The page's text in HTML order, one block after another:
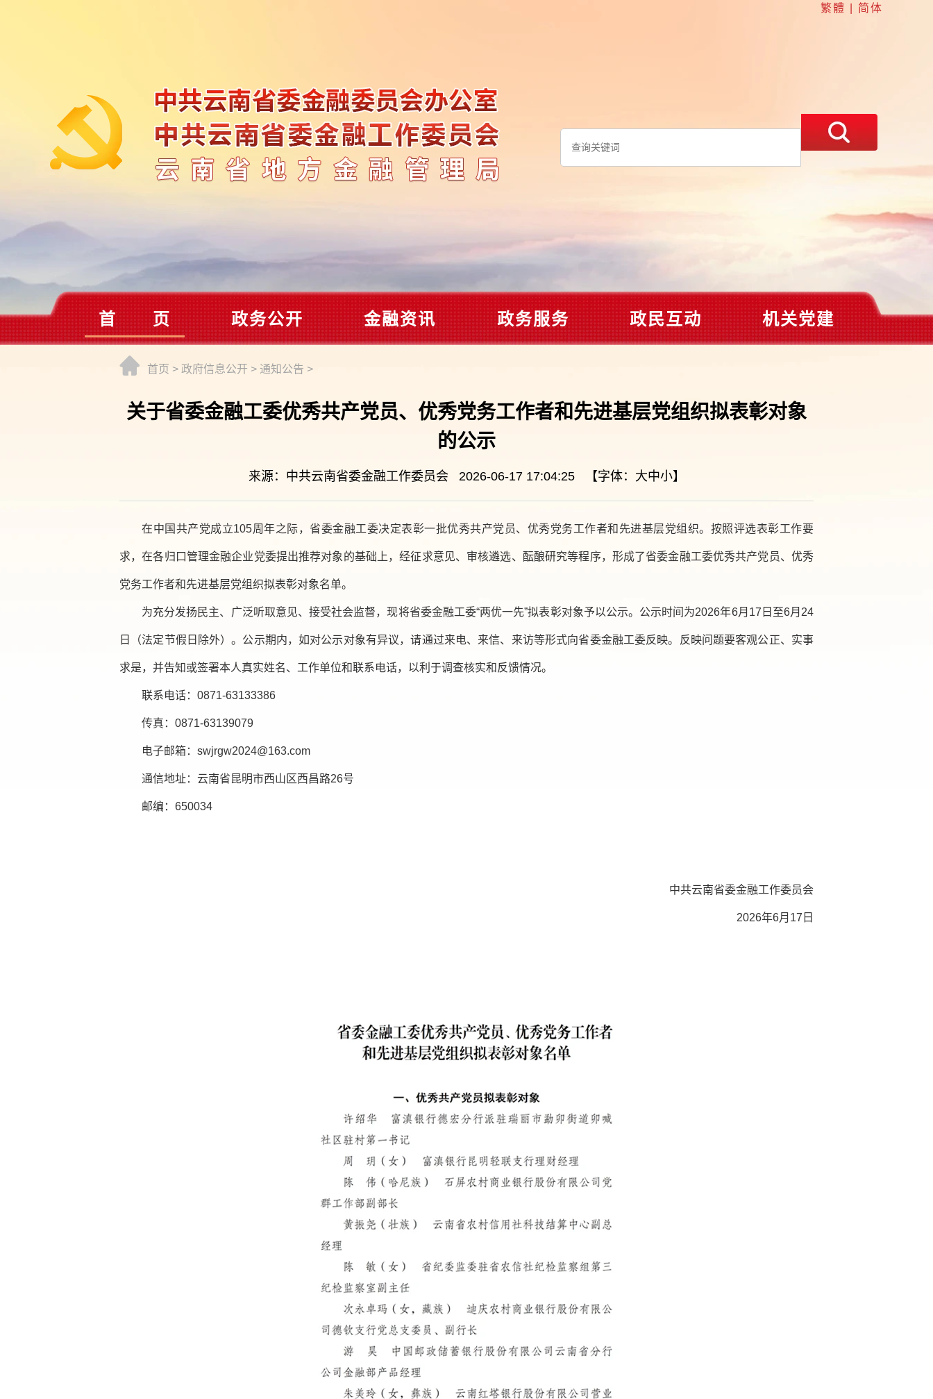
繁體 简体
首 页 政务公开 金融资讯 政务服务 政民互动 机关党建
首页 > 政府信息公开 > 通知公告 >
关于省委金融工委优秀共产党员、优秀党务工作者和先进基层党组织拟表彰对象
的公示
来源：中共云南省委金融工作委员会 2026-06-17 17:04:25 【字体： 大中小】
在中国共产党成立105周年之际，省委金融工委决定表彰一批优秀共产党员、优秀党务工作者和先进基层党组织。按照评选表彰工作要
求，在各归口管理金融企业党委提出推荐对象的基础上，经征求意见、审核遴选、酝酿研究等程序，形成了省委金融工委优秀共产党员、优秀
党务工作者和先进基层党组织拟表彰对象名单。
为充分发扬民主、广泛听取意见、接受社会监督，现将省委金融工委“两优一先”拟表彰对象予以公示。公示时间为2026年6月17日至6月24
日（法定节假日除外）。公示期内，如对公示对象有异议，请通过来电、来信、来访等形式向省委金融工委反映。反映问题要客观公正、实事
求是，并告知或签署本人真实姓名、工作单位和联系电话，以利于调查核实和反馈情况。
联系电话：0871-63133386
传真：0871-63139079
电子邮箱：swjrgw2024@163.com
通信地址：云南省昆明市西山区西昌路26号
邮编：650034
中共云南省委金融工作委员会
2026年6月17日